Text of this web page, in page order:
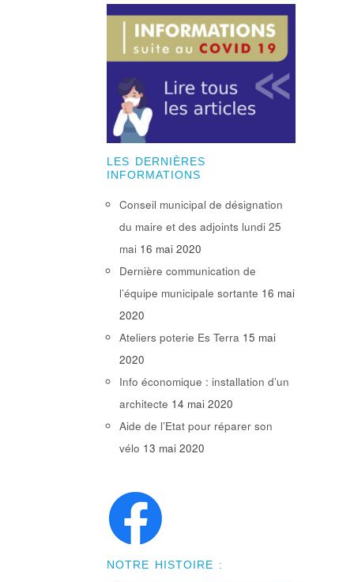
LES DERNIÈRES
INFORMATIONS
Conseil municipal de désignation
du maire et des adjoints lundi 25
mai 16 mai 2020
Dernière communication de
l’équipe municipale sortante 16 mai
2020
Ateliers poterie Es Terra 15 mai
2020
Info économique : installation d’un
architecte 14 mai 2020
Aide de l’Etat pour réparer son
vélo 13 mai 2020
NOTRE HISTOIRE :